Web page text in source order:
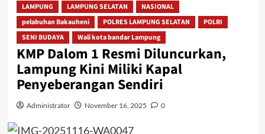
LAMPUNG
LAMPUNG SELATAN
NASIONAL
pelabuhan Bakauheni
POLRES LAMPUNG SELATAN
POLRI
SENI BUDAYA
Wali kota bandar Lampung
KMP Dalom 1 Resmi Diluncurkan,
Lampung Kini Miliki Kapal
Penyeberangan Sendiri
Administrator November 16, 2025 0